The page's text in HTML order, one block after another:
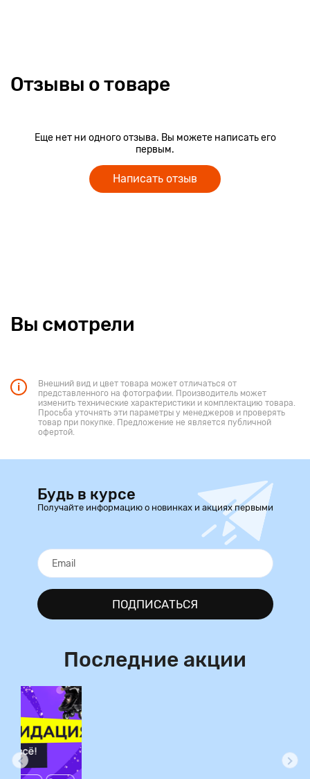
Отзывы о товаре
Еще нет ни одного отзыва. Вы можете написать его
первым.
Написать отзыв
Вы смотрели
Внешний вид и цвет товара может отличаться от
представленного на фотографии. Производитель может
изменить технические характеристики и комплектацию товара.
Просьба уточнять эти параметры у менеджеров и проверять
товар при покупке. Предложение не является публичной
офертой.
Будь в курсе
Получайте информацию о новинках и акциях первыми
ПОДПИСАТЬСЯ
Последние акции